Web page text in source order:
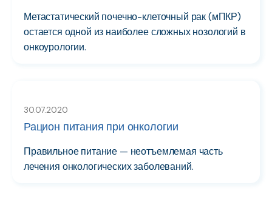
Метастатический почечно-клеточный рак (мПКР)
остается одной из наиболее сложных нозологий в
онкоурологии.
30.07.2020
Рацион питания при онкологии
Правильное питание — неотъемлемая часть
лечения онкологических заболеваний.